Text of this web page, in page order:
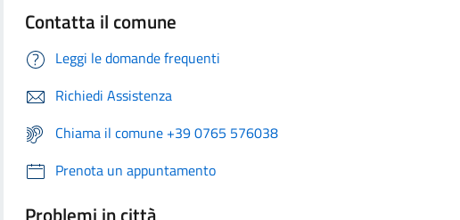
Contatta il comune
Leggi le domande frequenti
Richiedi Assistenza
Chiama il comune +39 0765 576038
Prenota un appuntamento
Problemi in città